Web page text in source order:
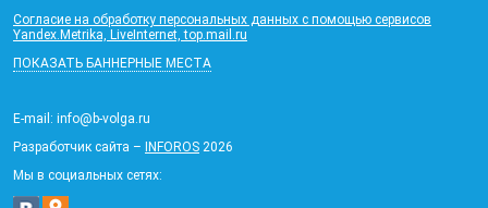
Согласие на обработку персональных данных с помощью сервисов
Yandex.Metrika, LiveInternet, top.mail.ru
ПОКАЗАТЬ БАННЕРНЫЕ МЕСТА
E-mail: info@b-volga.ru
Разработчик сайта – INFOROS 2026
Мы в социальных сетях: